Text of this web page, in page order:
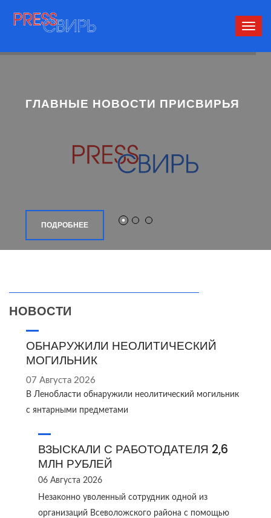
ГЛАВНЫЕ НОВОСТИ ПРИСВИРЬЯ
ПОДРОБНЕЕ
НОВОСТИ
ОБНАРУЖИЛИ НЕОЛИТИЧЕСКИЙ
МОГИЛЬНИК
07 Августа 2026
В Ленобласти обнаружили неолитический могильник
с янтарными предметами
ВЗЫСКАЛИ С РАБОТОДАТЕЛЯ 2,6
МЛН РУБЛЕЙ
06 Августа 2026
Незаконно уволенный сотрудник одной из
организаций Всеволожского района с помощью